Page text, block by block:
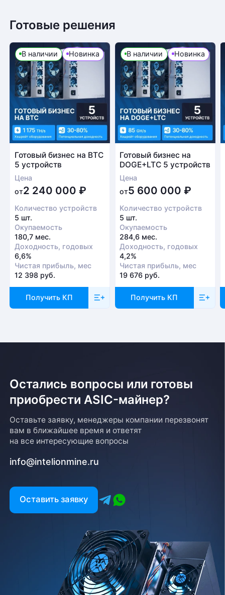
Готовые решения
В наличии Новинка
Готовый бизнес на BTC
5 устройств
Цена
от2 240 000 ₽
Количество устройств
5 шт.
Окупаемость
180,7 мес.
Доходность, годовых
6,6%
Чистая прибыль, мес
12 398 руб.
Получить КП
В наличии Новинка
Готовый бизнес на
DOGE+LTC 5 устройств
Цена
от5 600 000₽
Количество устройств
5 шт.
Окупаемость
284,6 мес.
Доходность, годовых
4,2%
Чистая прибыль, мес
19 676 руб.
Получить КП
Остались вопросы или готовы
приобрести ASIC-майнер?
Оставьте заявку, менеджеры компании перезвонят
вам в ближайшее время и ответят
на все интересующие вопросы
info@intelionmine.ru
Оставить заявку